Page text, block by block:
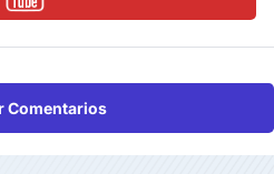
Comentarios